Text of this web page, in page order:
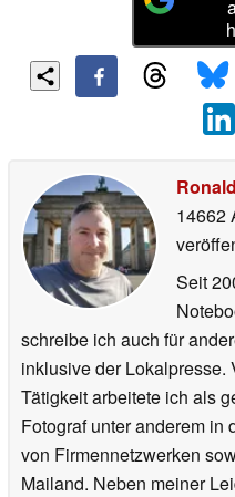
14662
Seit
schreibe ich auch für
inklusive der Lokalpresse.
Tätigkeit arbeitete ich als
Fotograf unter anderem in
von Firmennetzwerken
Mailand. Neben meiner